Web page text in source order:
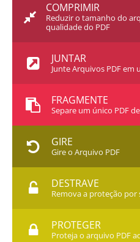
COMPRIMIR
Reduzir o tamanho do
qualidade do PDF
JUNTAR
Junte Arquivos PDF em
FRAGMENTE
Separe um único PDF
GIRE
Gire o Arquivo PDF
DESTRAVE
Remova a proteção por
PROTEGER
Proteja o arquivo PDF